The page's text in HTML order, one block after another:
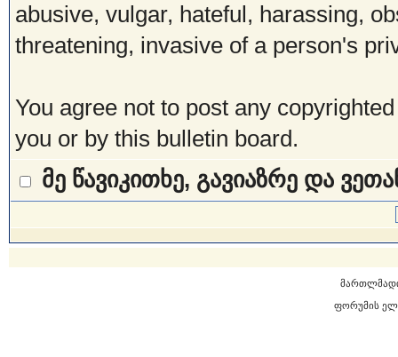
abusive, vulgar, hateful, harassing,
threatening, invasive of a person's
You agree not to post any
you or by this bulletin board.
მე წავიკითხე, გავიაზრე და
ფორუმის